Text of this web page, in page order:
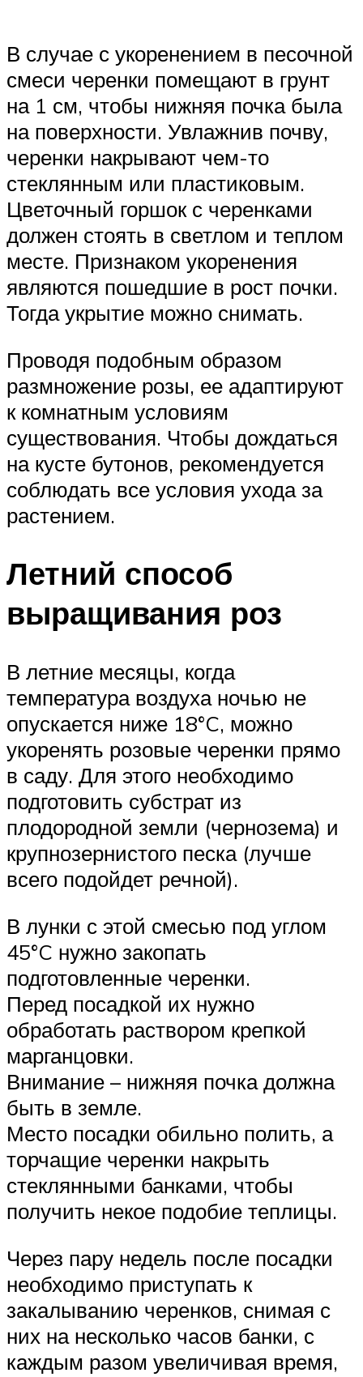
В случае с укоренением в песочной
смеси черенки помещают в грунт
на 1 см, чтобы нижняя почка была
на поверхности. Увлажнив почву,
черенки накрывают чем-то
стеклянным или пластиковым.
Цветочный горшок с черенками
должен стоять в светлом и теплом
месте. Признаком укоренения
являются пошедшие в рост почки.
Тогда укрытие можно снимать.
Проводя подобным образом
размножение розы, ее адаптируют
к комнатным условиям
существования. Чтобы дождаться
на кусте бутонов, рекомендуется
соблюдать все условия ухода за
растением.
Летний способ
выращивания роз
В летние месяцы, когда
температура воздуха ночью не
опускается ниже 18°C, можно
укоренять розовые черенки прямо
в саду. Для этого необходимо
подготовить субстрат из
плодородной земли (чернозема) и
крупнозернистого песка (лучше
всего подойдет речной).
В лунки с этой смесью под углом
45°C нужно закопать
подготовленные черенки.
Перед посадкой их нужно
обработать раствором крепкой
марганцовки.
Внимание – нижняя почка должна
быть в земле.
Место посадки обильно полить, а
торчащие черенки накрыть
стеклянными банками, чтобы
получить некое подобие теплицы.
Через пару недель после посадки
необходимо приступать к
закалыванию черенков, снимая с
них на несколько часов банки, с
каждым разом увеличивая время,